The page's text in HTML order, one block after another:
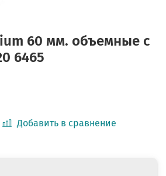
60 мм. объемные с
6465
Добавить в сравнение